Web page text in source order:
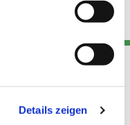
Details zeigen
Kont
Links